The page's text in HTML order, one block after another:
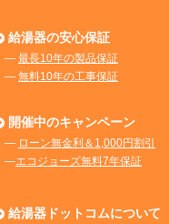
給湯器の安心保証
― 最長10年の製品保証
― 無料10年の工事保証
開催中のキャンペーン
― ローン無金利＆1,000円割引
―エコジョーズ無料7年保証
給湯器ドットコムについて